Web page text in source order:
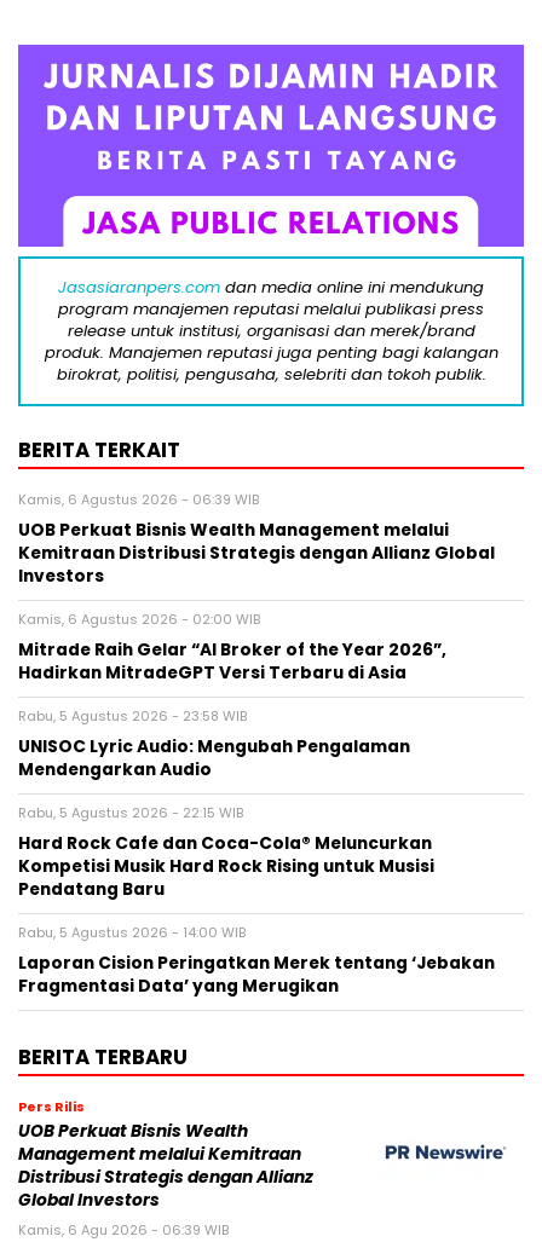
Jasasiaranpers.com dan media online ini mendukung
program manajemen reputasi melalui publikasi press
release untuk institusi, organisasi dan merek/brand
produk. Manajemen reputasi juga penting bagi kalangan
birokrat, politisi, pengusaha, selebriti dan tokoh publik.
BERITA TERKAIT
Kamis, 6 Agustus 2026 - 06:39 WIB
UOB Perkuat Bisnis Wealth Management melalui
Kemitraan Distribusi Strategis dengan Allianz Global
Investors
Kamis, 6 Agustus 2026 - 02:00 WIB
Mitrade Raih Gelar “AI Broker of the Year 2026”,
Hadirkan MitradeGPT Versi Terbaru di Asia
Rabu, 5 Agustus 2026 - 23:58 WIB
UNISOC Lyric Audio: Mengubah Pengalaman
Mendengarkan Audio
Rabu, 5 Agustus 2026 - 22:15 WIB
Hard Rock Cafe dan Coca-Cola® Meluncurkan
Kompetisi Musik Hard Rock Rising untuk Musisi
Pendatang Baru
Rabu, 5 Agustus 2026 - 14:00 WIB
Laporan Cision Peringatkan Merek tentang ‘Jebakan
Fragmentasi Data’ yang Merugikan
BERITA TERBARU
Pers Rilis
UOB Perkuat Bisnis Wealth
Management melalui Kemitraan
Distribusi Strategis dengan Allianz
Global Investors
Kamis, 6 Agu 2026 - 06:39 WIB